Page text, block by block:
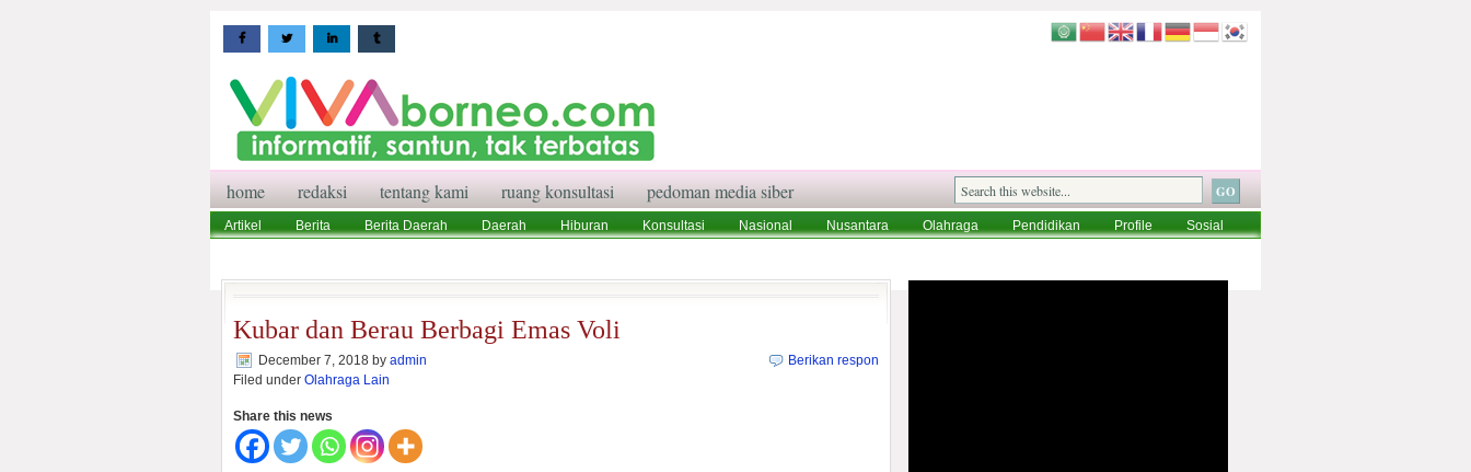
home redaksi tentang kami ruang konsultasi pedoman media siber
Artikel Berita Berita Daerah Daerah Hiburan Konsultasi Nasional Nusantara Olahraga Pendidikan Profile
Sosial
Kubar dan Berau Berbagi Emas Voli
December 7, 2018 by admin
Filed under Olahraga Lain
Berikan respon
Share this news